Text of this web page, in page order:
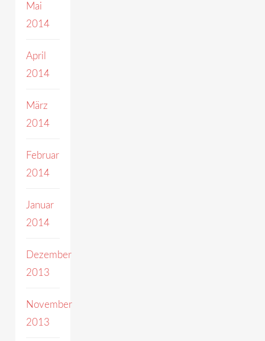
Mai
2014
April
2014
März
2014
Februar
2014
Januar
2014
Dezember
2013
November
2013